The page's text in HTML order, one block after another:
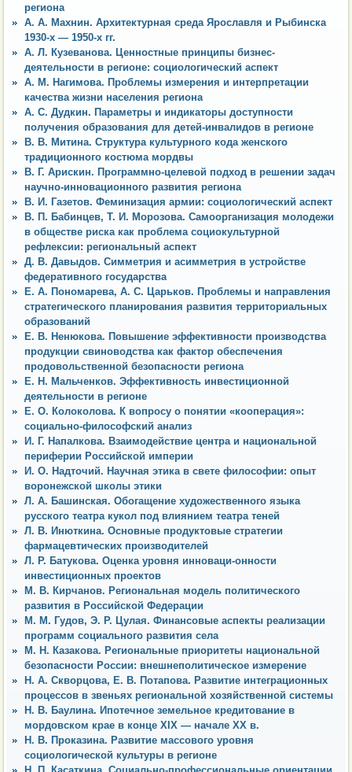
региона
А. А. Махнин. Архитектурная среда Ярославля и Рыбинска
1930-х — 1950-х гг.
А. Л. Кузеванова. Ценностные принципы бизнес-
деятельности в регионе: социологический аспект
А. М. Нагимова. Проблемы измерения и интерпретации
качества жизни населения региона
А. С. Дудкин. Параметры и индикаторы доступности
получения образования для детей-инвалидов в регионе
В. В. Митина. Структура культурного кода женского
традиционного костюма мордвы
В. Г. Арискин. Программно-целевой подход в решении задач
научно-инновационного развития региона
В. И. Газетов. Феминизация армии: социологический аспект
В. П. Бабинцев, Т. И. Морозова. Самоорганизация молодежи
в обществе риска как проблема социокультурной
рефлексии: региональный аспект
Д. В. Давыдов. Симметрия и асимметрия в устройстве
федеративного государства
Е. А. Пономарева, А. С. Царьков. Проблемы и направления
стратегического планирования развития территориальных
образований
Е. В. Ненюкова. Повышение эффективности производства
продукции свиноводства как фактор обеспечения
продовольственной безопасности региона
Е. Н. Мальченков. Эффективность инвестиционной
деятельности в регионе
Е. О. Колоколова. К вопросу о понятии «кооперация»:
социально-философский анализ
И. Г. Напалкова. Взаимодействие центра и национальной
периферии Российской империи
И. О. Надточий. Научная этика в свете философии: опыт
воронежской школы этики
Л. А. Башинская. Обогащение художественного языка
русского театра кукол под влиянием театра теней
Л. В. Инюткина. Основные продуктовые стратегии
фармацевтических производителей
Л. Р. Батукова. Оценка уровня инноваци-онности
инвестиционных проектов
М. В. Кирчанов. Региональная модель политического
развития в Российской Федерации
М. М. Гудов, Э. Р. Цулая. Финансовые аспекты реализации
программ социального развития села
М. Н. Казакова. Региональные приоритеты национальной
безопасности России: внешнеполитическое измерение
Н. А. Скворцова, Е. В. Потапова. Развитие интеграционных
процессов в звеньях региональной хозяйственной системы
Н. В. Баулина. Ипотечное земельное кредитование в
мордовском крае в конце XIX — начале ХХ в.
Н. В. Проказина. Развитие массового уровня
социологической культуры в регионе
Н. П. Касаткина. Социально-профессиональные ориентации